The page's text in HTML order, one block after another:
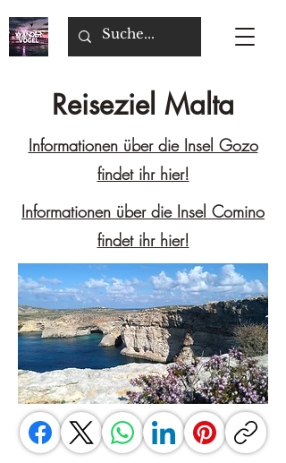
Reiseziel Malta
Informationen über die Insel Gozo
findet ihr hier!
Informationen über die Insel Comino
findet ihr hier!